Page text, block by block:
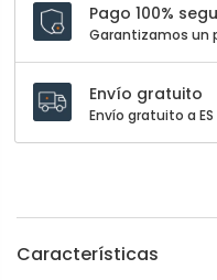
Pago 100%
Garantizamos un
Envío gratuito
Envío gratuito a ES
Características